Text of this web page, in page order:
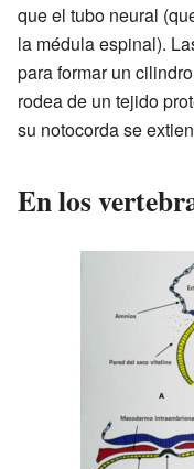
que el tubo neural
la médula espinal).
para formar un
rodea de un tejido
su notocorda se
En los